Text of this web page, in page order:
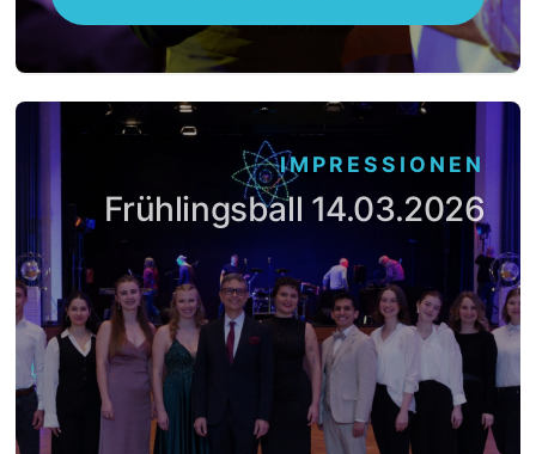
IMPRESSIONEN
Frühlingsball 14.03.2026